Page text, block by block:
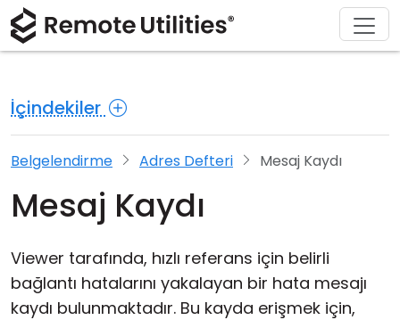
İçindekiler
Belgelendirme Adres Defteri Mesaj Kaydı
Mesaj Kaydı
Viewer tarafında, hızlı referans için belirli
bağlantı hatalarını yakalayan bir hata mesajı
kaydı bulunmaktadır. Bu kayda erişmek için,
Ürün
Güvenlik
Ekran Görüntüleri
Sürüm Notları
Gözetsiz Erişim
Çözümler
Üretim ve Perakende
Sağlık hizmetleri
Eğitim ve Devlet
İndir
macOS
Linux
iOS/Android
Satın Al
Lisans Yardımcısı
Lisansınızı Yükseltin
Destek
Dokümantasyon
Bilgi Tabanı
Hakkında
Basin bülteni
Bir Yorum Yaz